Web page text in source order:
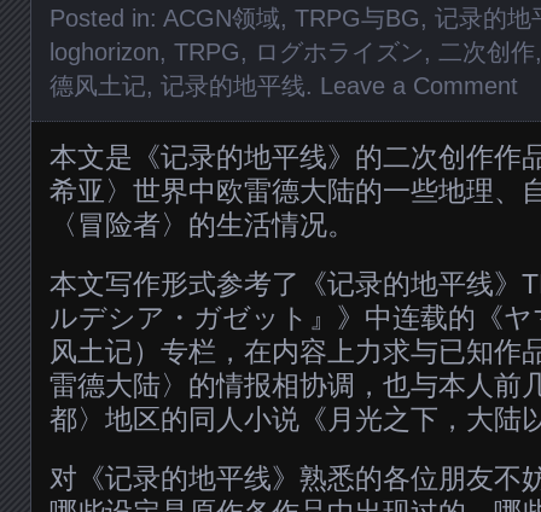
Posted in: ACGN领域, TRPG与BG, 记录的地
loghorizon, TRPG, ログホライズン, 二次创作
德风土记, 记录的地平线. Leave a Comment
本文是《记录的地平线》的二次创作作
希亚〉世界中欧雷德大陆的一些地理、
〈冒险者〉的生活情况。
本文写作形式参考了《记录的地平线》
ルデシア・ガゼット』》中连载的《
风土记）专栏，在内容上力求与已知作
雷德大陆〉的情报相协调，也与本人前
都〉地区的同人小说《月光之下，大陆
对《记录的地平线》熟悉的各位朋友不